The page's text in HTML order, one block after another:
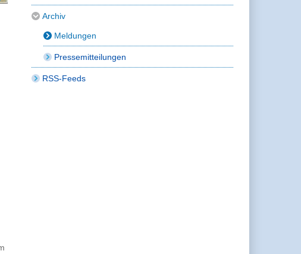
Archiv
Meldungen
Pressemitteilungen
RSS-Feeds